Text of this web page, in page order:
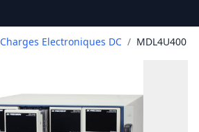
Charges Electroniques DC / MDL4U400